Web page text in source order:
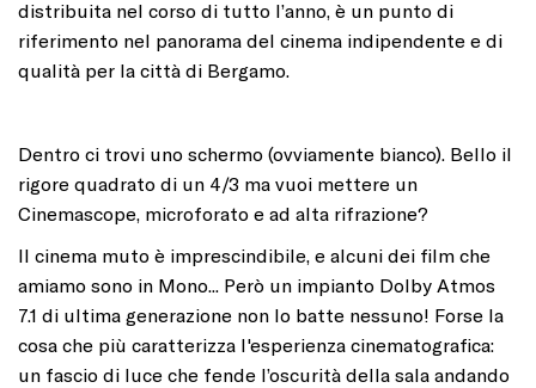
distribuita nel corso di tutto l’anno, è un punto di
riferimento nel panorama del cinema indipendente e di
qualità per la città di Bergamo.
Dentro ci trovi uno schermo (ovviamente bianco). Bello il
rigore quadrato di un 4/3 ma vuoi mettere un
Cinemascope, microforato e ad alta rifrazione?
Il cinema muto è imprescindibile, e alcuni dei film che
amiamo sono in Mono... Però un impianto Dolby Atmos
7.1 di ultima generazione non lo batte nessuno! Forse la
cosa che più caratterizza l'esperienza cinematografica:
un fascio di luce che fende l’oscurità della sala andando